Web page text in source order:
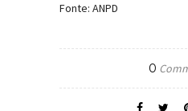
Fonte: ANPD
0